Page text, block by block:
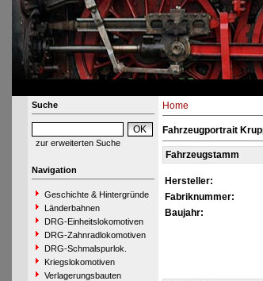
Suche
zur erweiterten Suche
Navigation
Geschichte & Hintergründe
Länderbahnen
DRG-Einheitslokomotiven
DRG-Zahnradlokomotiven
DRG-Schmalspurlok.
Kriegslokomotiven
Verlagerungsbauten
Home
Fahrzeugportrait
Fahrzeugstamm
Hersteller:
Fabriknummer:
Baujahr: